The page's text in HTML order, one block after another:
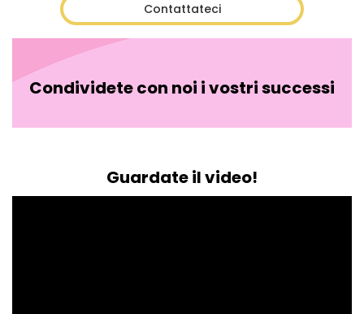
Contattateci
Condividete con noi i vostri successi
Guardate il video!